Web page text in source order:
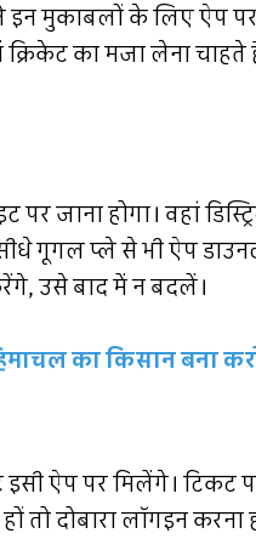
मुकाबलों के लिए ऐप
का मजा लेना चाहते
जाना होगा। वहां
गूगल प्ले से भी ऐप
उसे बाद में न बदलें।
का किसान बना
इसी ऐप पर मिलेंगे।
दोबारा लॉगइन करना